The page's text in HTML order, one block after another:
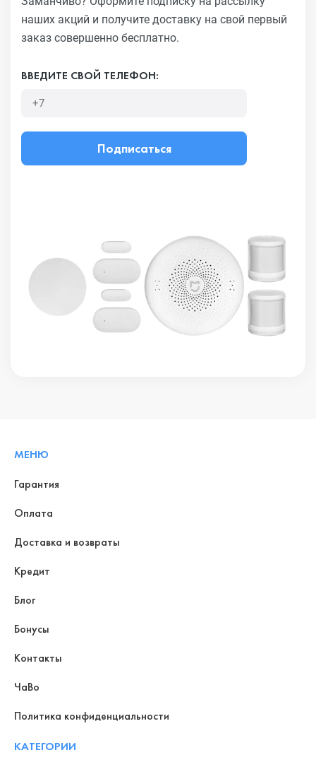
наших акций и получите доставку на свой первый
заказ совершенно бесплатно.
ВВЕДИТЕ СВОЙ ТЕЛЕФОН:
Подписаться
МЕНЮ
Гарантия
Оплата
Доставка и возвраты
Кредит
Блог
Бонусы
Контакты
ЧаВо
Политика конфиденциальности
КАТЕГОРИИ